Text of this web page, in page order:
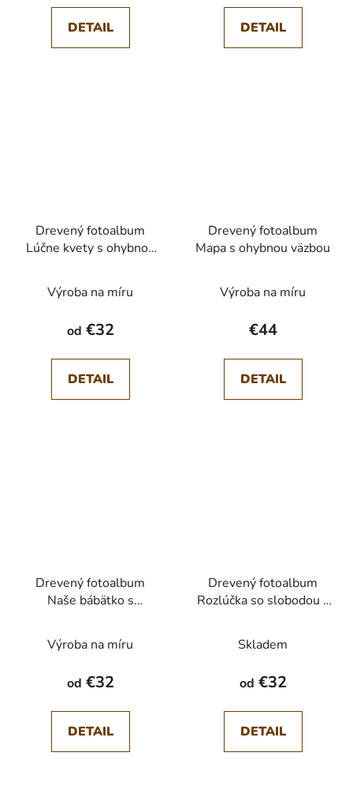
DETAIL DETAIL
Drevený fotoalbum
Lúčne kvety s ohybnou
Výroba na míru
od €32
DETAIL
Drevený fotoalbum
Mapa s ohybnou väzbou
Výroba na míru
€44
DETAIL
Drevený fotoalbum
Naše bábätko s
Výroba na míru
od €32
DETAIL
Drevený fotoalbum
Rozlúčka so slobodou s
Skladem
od €32
DETAIL